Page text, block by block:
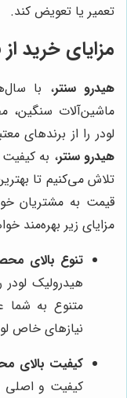
تعمیر یا تعویض کند.
مزایای خرید
هیدرو سنتر، با
ماشین‌آلات سنگین،
لودر را از برندهای
هیدرو سنتر، به
تلاش می‌کنیم تا
قیمت به مشتریان
مزایای زیر بهره‌مند
تنوع بالای
هیدرولیک
متنوع به شما
نیازهای خاص
کیفیت بالای
کیفیت و اصلی